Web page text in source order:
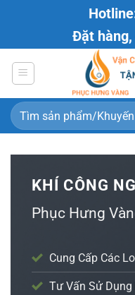
dung
Đặt
Tìm
kiếm:
KHÍ CÔNG
Phục Hưng
Cung Cấp Các
Tư Vấn Sử Dụng